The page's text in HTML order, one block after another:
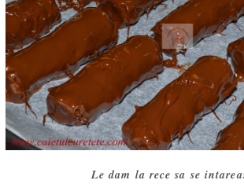
Le dam la rece sa se